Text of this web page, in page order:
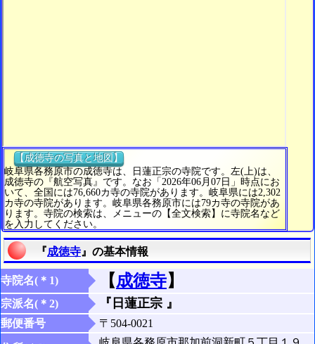
【成徳寺の写真と地図】
岐阜県各務原市の成徳寺は、日蓮正宗の寺院です。左(上)は、
成徳寺の『航空写真』です。なお「2026年06月07日」時点にお
いて、全国には76,660カ寺の寺院があります。岐阜県には2,302
カ寺の寺院があります。岐阜県各務原市には79カ寺の寺院があ
ります。寺院の検索は、メニューの【全文検索】に寺院名など
を入力してください。
『成徳寺 』の基本情報
寺院名(＊1) 【成徳寺】
宗派名(＊2) 『日蓮正宗 』
郵便番号 〒504-0021